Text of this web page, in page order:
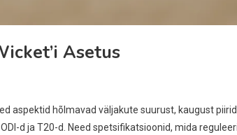
Asetus
aspektid hõlmavad väljakute suurust, kaugust
d ja T20-d. Need spetsifikatsioonid, mida